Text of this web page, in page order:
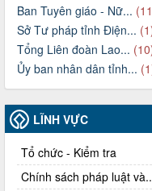
Ban Tuyên giáo - Nữ...
Sở Tư pháp tỉnh Điện...
Tổng Liên đoàn Lao...
Ủy ban nhân dân tỉnh...
LĨNH VỰC
Tổ chức - Kiểm tra
Chính sách pháp luật